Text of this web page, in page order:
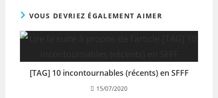
VOUS DEVRIEZ ÉGALEMENT AIMER
[TAG] 10 incontournables (récents) en SFFF
15/07/2020